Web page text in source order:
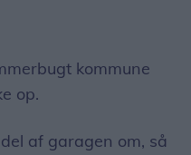
kommune
op.
af garagen om, så